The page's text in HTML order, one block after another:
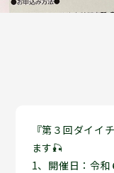
『第３回ダイ
ます🎣
1、開催日：令